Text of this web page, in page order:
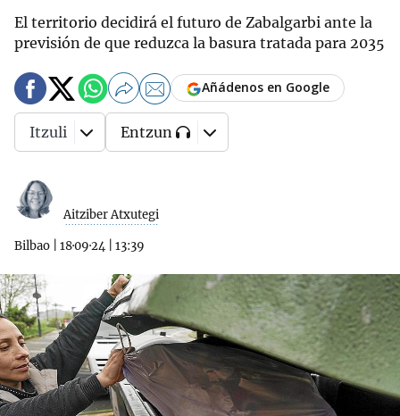
El territorio decidirá el futuro de Zabalgarbi ante la
previsión de que reduzca la basura tratada para 2035
Aitziber Atxutegi
Bilbao 18·09·24 13:39
Añádenos en Google
Itzuli Entzun